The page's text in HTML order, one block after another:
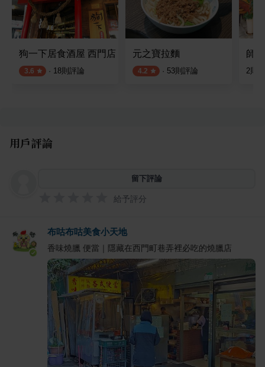
狗一下居食酒屋 西門店
3.6 · 18則評論
元之寶拉麵
4.2 · 53則評論
師
2則
用戶評論
留下評論
給予評分
布咕布咕美食小天地
香味燒臘 便當｜隱藏在西門町巷弄裡必吃的燒臘店